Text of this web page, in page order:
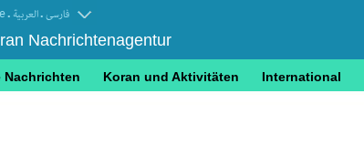
. العربیة.فارسی
Nachrichtenagentur
Nachrichten Koran und Aktivitäten International